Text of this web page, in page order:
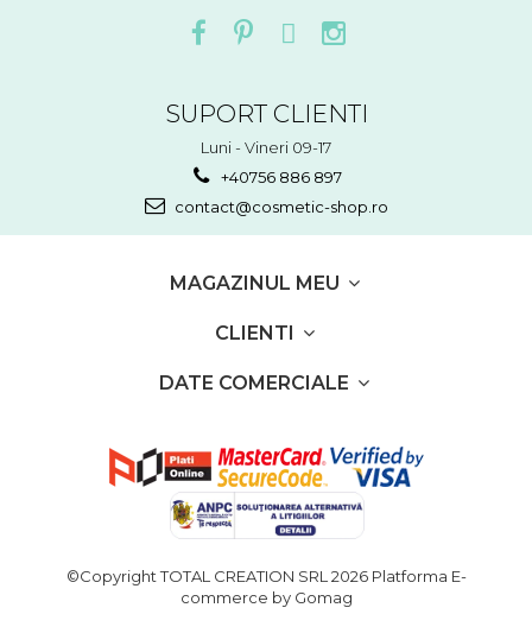
SUPORT CLIENTI
Luni - Vineri 09-17
+40756 886 897
contact@cosmetic-shop.ro
MAGAZINUL MEU
CLIENTI
DATE COMERCIALE
©Copyright TOTAL CREATION SRL 2026 Platforma E-
commerce by Gomag